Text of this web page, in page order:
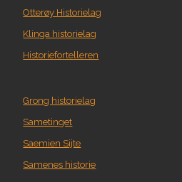
Otterøy Historielag
Klinga historielag
Historiefortelleren
Grong historielag
Sametinget
Saemien Sijte
Samenes historie